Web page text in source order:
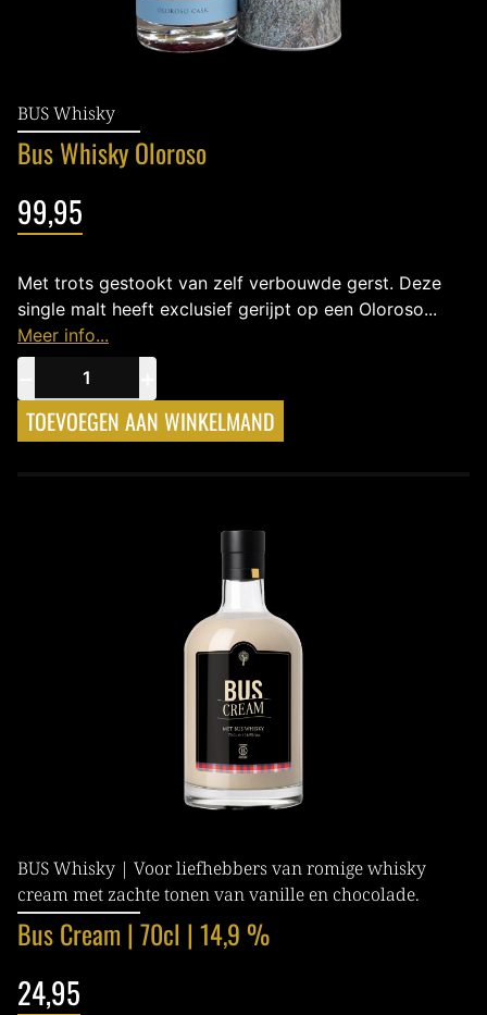
BUS Whisky
Bus Whisky Oloroso
99,95
Met trots gestookt van zelf verbouwde gerst. Deze
single malt heeft exclusief gerijpt op een Oloroso...
Meer info...
TOEVOEGEN AAN WINKELMAND
BUS Whisky | Voor liefhebbers van romige whisky
cream met zachte tonen van vanille en chocolade.
Bus Cream | 70cl | 14,9 %
24,95